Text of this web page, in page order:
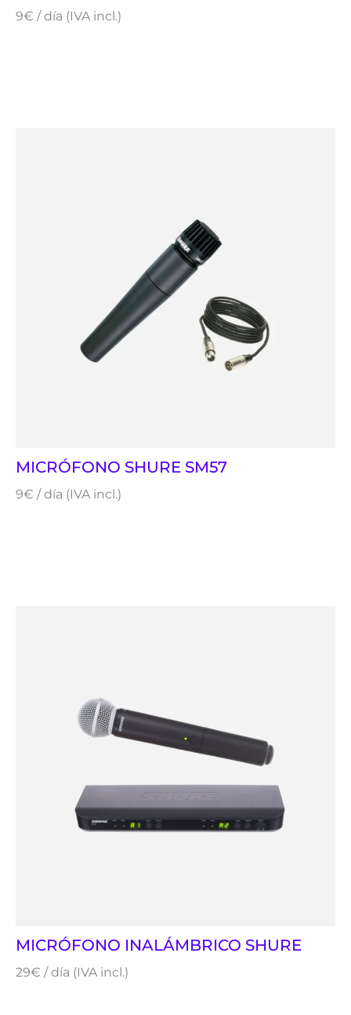
9€ / día (IVA incl.)
MICRÓFONO SHURE SM57
9€ / día (IVA incl.)
MICRÓFONO INALÁMBRICO SHURE
29€ / día (IVA incl.)